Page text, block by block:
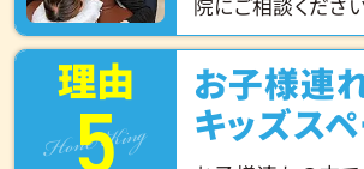
院にご相談ください
理由
5
Hone King
お子様連
キッズス